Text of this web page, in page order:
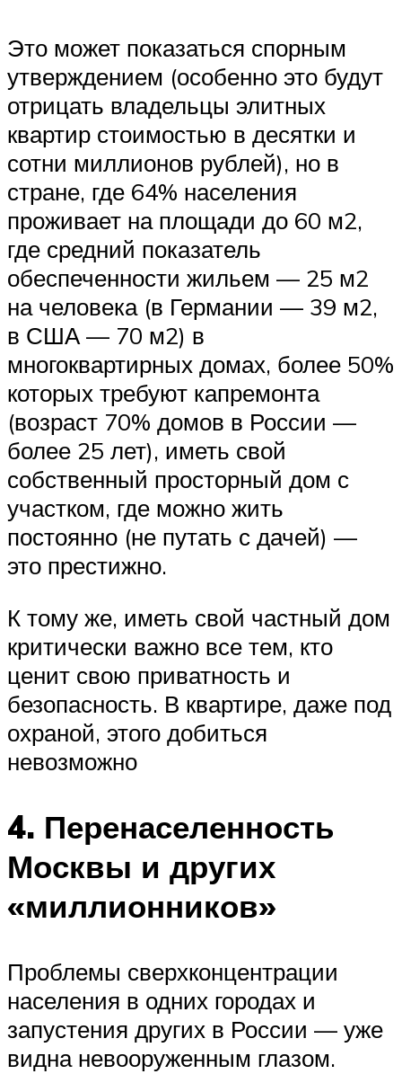
Это может показаться спорным
утверждением (особенно это будут
отрицать владельцы элитных
квартир стоимостью в десятки и
сотни миллионов рублей), но в
стране, где 64% населения
проживает на площади до 60 м2,
где средний показатель
обеспеченности жильем — 25 м2
на человека (в Германии — 39 м2,
в США — 70 м2) в
многоквартирных домах, более 50%
которых требуют капремонта
(возраст 70% домов в России —
более 25 лет), иметь свой
собственный просторный дом с
участком, где можно жить
постоянно (не путать с дачей) —
это престижно.
К тому же, иметь свой частный дом
критически важно все тем, кто
ценит свою приватность и
безопасность. В квартире, даже под
охраной, этого добиться
невозможно
4. Перенаселенность
Москвы и других
«миллионников»
Проблемы сверхконцентрации
населения в одних городах и
запустения других в России — уже
видна невооруженным глазом.